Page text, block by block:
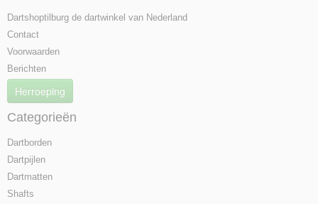
Dartshoptilburg de dartwinkel van Nederland
Contact
Voorwaarden
Berichten
Herroeping
Categorieën
Dartborden
Dartpijlen
Dartmatten
Shafts